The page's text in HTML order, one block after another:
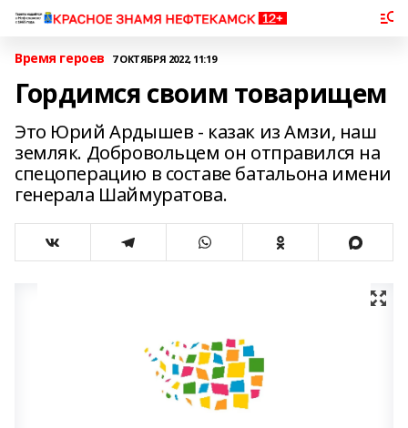
Время героев 7 ОКТЯБРЯ 2022, 11:19
Гордимся своим товарищем
Это Юрий Ардышев - казак из Амзи, наш
земляк. Добровольцем он отправился на
спецоперацию в составе батальона имени
генерала Шаймуратова.